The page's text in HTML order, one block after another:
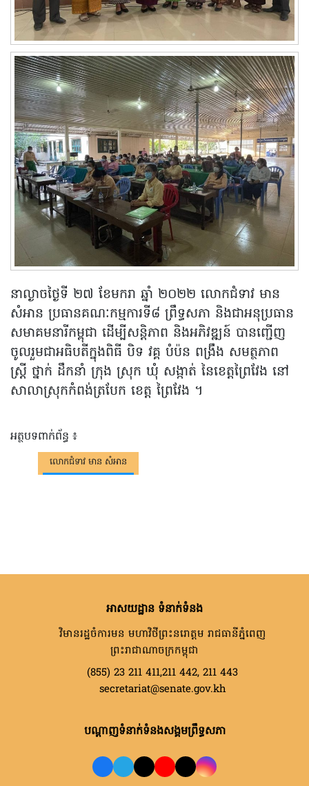
នាល្ងាចថ្ងៃទី ២៧ ខែមករា ឆ្នាំ ២០២២ លោកជំទាវ មាន
សំអាន ប្រធានគណៈកម្មការទី៨ ព្រឹទ្ធសភា និងជាអនុប្រធាន
សមាគមនារីកម្ពុជា ដើម្បីសន្តិភាព និងអភិវឌ្ឍន៍ បានញ្ជេីញ
ចូលរួមជាអធិបតីក្នុងពិធី បិទ វគ្គ បំប៉ន ពង្រឹង សមត្ថភាព
ស្រ្តី ថ្នាក់ ដឹកនាំ ក្រុង ស្រុក ឃុំ សង្កាត់ នៃខេត្តព្រៃវែង នៅ
សាលាស្រុកកំពង់ត្របែក ខេត្ត ព្រៃវែង ។
អត្ថបទពាក់ព័ន្ធ ៖
លោកជំទាវ មាន សំអាន
អាសយដ្ឋាន ទំនាក់ទំនង
វិមានរដ្ឋចំការមន មហាវិថីព្រះនរោត្តម រាជធានីភ្នំពេញ
ព្រះរាជាណាចក្រកម្ពុជា
(855) 23 211 411,211 442, 211 443
secretariat@senate.gov.kh
បណ្តាញទំនាក់ទំនងសង្គមព្រឹទ្ធសភា